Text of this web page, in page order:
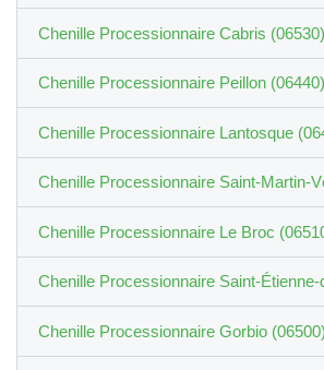
Chenille Processionnaire Cabris (06530)
Chenille Processionnaire Peillon (06440)
Chenille Processionnaire Lantosque
Chenille Processionnaire Saint-Martin-
Chenille Processionnaire Le Broc
Chenille Processionnaire Saint-Étienne-
Chenille Processionnaire Gorbio (06500)